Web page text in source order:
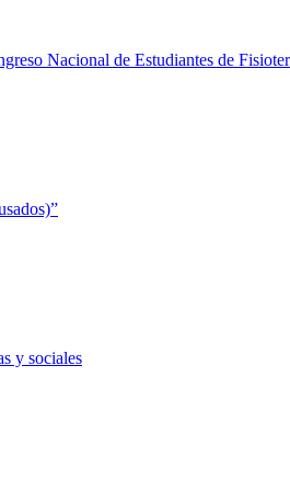
Nacional de Estudiantes de
y sociales